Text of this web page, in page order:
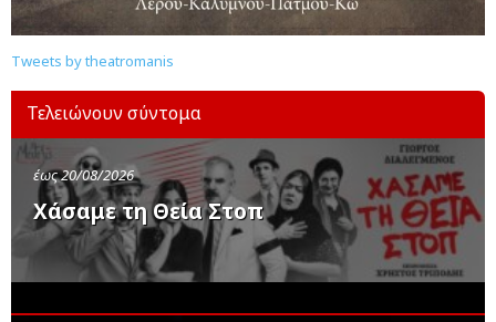
Tweets by theatromanis
Τελειώνουν σύντομα
έως 20/08/2026
Χάσαμε τη Θεία Στοπ